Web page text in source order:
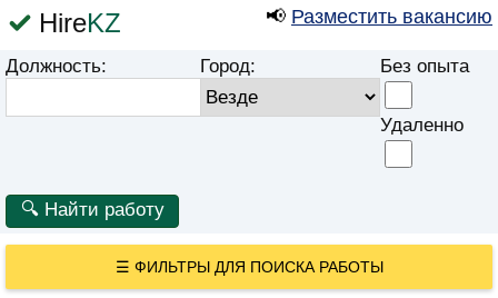
HireKZ 📢 Разместить вакансию
Должность: Город: Без опыта
Удаленно
☰ ФИЛЬТРЫ ДЛЯ ПОИСКА РАБОТЫ